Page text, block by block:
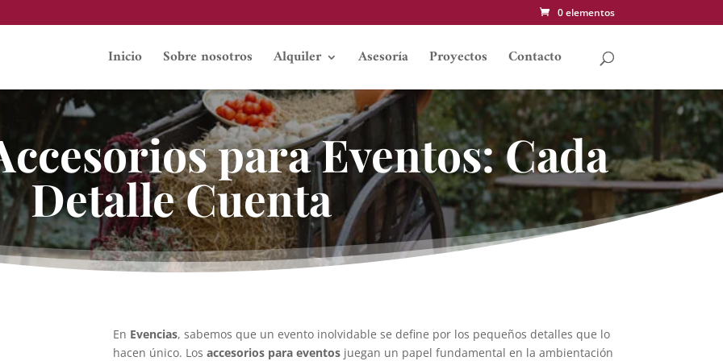
0 elementos
Inicio Sobre nosotros Alquiler Asesoría Proyectos Contacto
para Eventos: Cada
Detalle Cuenta
En Evencias, sabemos que un evento inolvidable se define por los pequeños detalles que lo
hacen único. Losaccesorios para eventos juegan un papel fundamental en la ambientación